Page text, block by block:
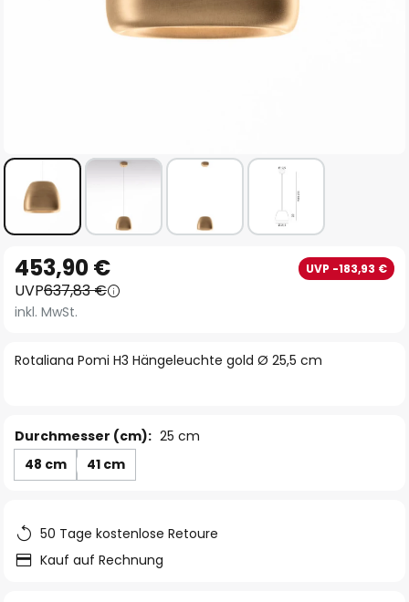
Anfang
der
Bildgalerie
Rotaliana Pomi H3 Hängeleuchte gold Ø 25,5 cm
453,90 € UVP -183,93 €
UVP637,83 €
inkl. MwSt.
Durchmesser (cm): 25 cm
48 cm
41 cm
50 Tage kostenlose Retoure
Kauf auf Rechnung